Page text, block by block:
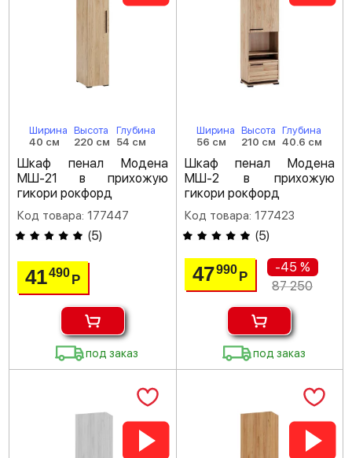
Ширина
40 см
Высота
220 см
Глубина
54 см
Шкаф пенал Модена
МШ-21 в прихожую
гикори рокфорд
Код товара: 177447
(5)
41490Р
под заказ
Ширина
56 см
Высота
210 см
Глубина
40.6 см
Шкаф пенал Модена
МШ-2 в прихожую
гикори рокфорд
Код товара: 177423
(5)
47990 Р
-45 %
87 250
под заказ